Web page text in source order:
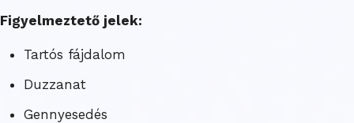
Figyelmeztető jelek:
Tartós fájdalom
Duzzanat
Gennyesedés